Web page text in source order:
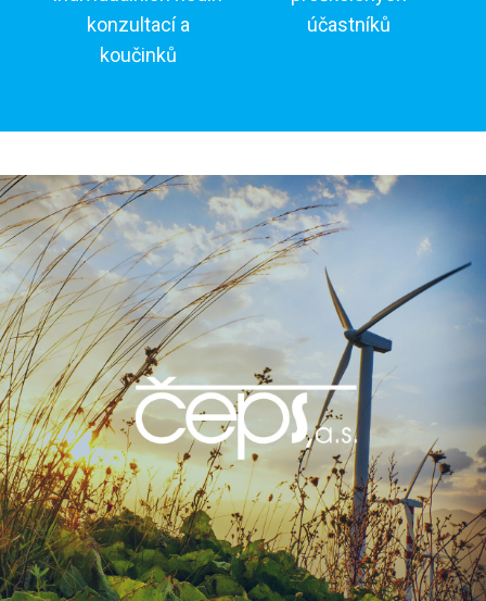
konzultací a
koučinků
účastníků